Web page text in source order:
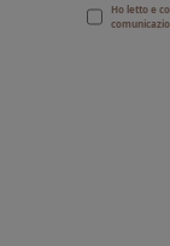
Ho letto e